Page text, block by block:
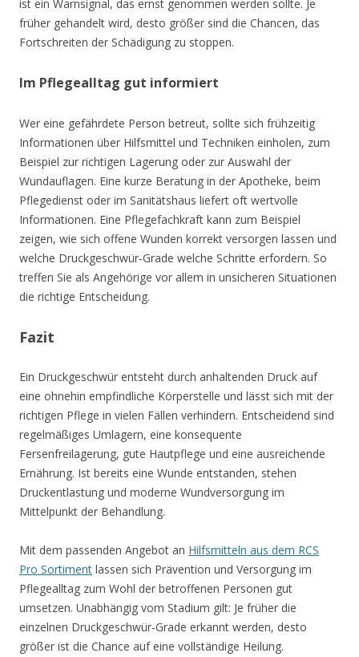
ist ein Warnsignal, das ernst genommen werden sollte. Je
früher gehandelt wird, desto größer sind die Chancen, das
Fortschreiten der Schädigung zu stoppen.
Im Pflegealltag gut informiert
Wer eine gefährdete Person betreut, sollte sich frühzeitig
Informationen über Hilfsmittel und Techniken einholen, zum
Beispiel zur richtigen Lagerung oder zur Auswahl der
Wundauflagen. Eine kurze Beratung in der Apotheke, beim
Pflegedienst oder im Sanitätshaus liefert oft wertvolle
Informationen. Eine Pflegefachkraft kann zum Beispiel
zeigen, wie sich offene Wunden korrekt versorgen lassen und
welche Druckgeschwür-Grade welche Schritte erfordern. So
treffen Sie als Angehörige vor allem in unsicheren Situationen
die richtige Entscheidung.
Fazit
Ein Druckgeschwür entsteht durch anhaltenden Druck auf
eine ohnehin empfindliche Körperstelle und lässt sich mit der
richtigen Pflege in vielen Fällen verhindern. Entscheidend sind
regelmäßiges Umlagern, eine konsequente
Fersenfreilagerung, gute Hautpflege und eine ausreichende
Ernährung. Ist bereits eine Wunde entstanden, stehen
Druckentlastung und moderne Wundversorgung im
Mittelpunkt der Behandlung.
Mit dem passenden Angebot an Hilfsmitteln aus dem RCS
Pro Sortiment lassen sich Prävention und Versorgung im
Pflegealltag zum Wohl der betroffenen Personen gut
umsetzen. Unabhängig vom Stadium gilt: Je früher die
einzelnen Druckgeschwür-Grade erkannt werden, desto
größer ist die Chance auf eine vollständige Heilung.